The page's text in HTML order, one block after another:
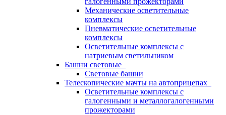
Механические осветительные
комплексы
Пневматические осветительные
комплексы
Осветительные комплексы с
натриевым светильником
Башни световые
Световые башни
Телескопические мачты на автоприцепах
Осветительные комплексы с
галогенными и металлогалогенными
прожекторами